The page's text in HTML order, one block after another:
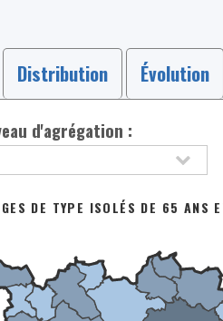
Distribution Évolution
d'agrégation :
DE TYPE ISOLÉS DE 65